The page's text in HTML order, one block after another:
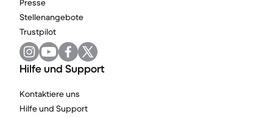
Presse
Stellenangebote
Trustpilot
Hilfe und Support
Kontaktiere uns
Hilfe und Support